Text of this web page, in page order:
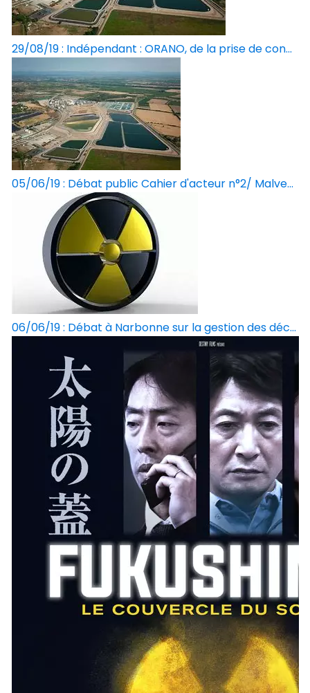
29/08/19 : Indépendant : ORANO, de la prise de con...
05/06/19 : Débat public Cahier d'acteur n°2/ Malve...
06/06/19 : Débat à Narbonne sur la gestion des déc...